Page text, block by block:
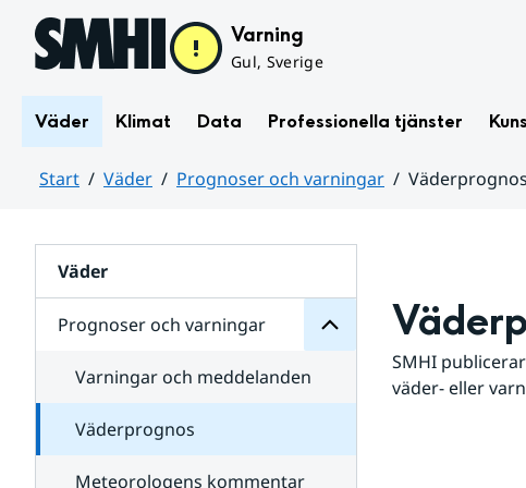
Hoppa till sidans innehåll Varning
Gul, Sverige
Väder Klimat Data Professionella tjänster
Start Väder Prognoser och varningar
Väderprognos
Väder
Prognoser och varningar
för
varningar
Varningar och meddelanden
Väderprognos
Meteorologens kommentar
SMHI
väder- eller